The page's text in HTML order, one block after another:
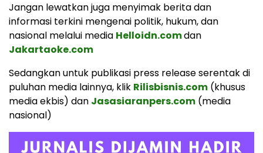
Jangan lewatkan juga menyimak berita dan
informasi terkini mengenai politik, hukum, dan
nasional melalui media Helloidn.comdan
Jakartaoke.com
Sedangkan untuk publikasi press release serentak di
puluhan media lainnya, klik Rilisbisnis.com (khusus
media ekbis) dan Jasasiaranpers.com (media
nasional)